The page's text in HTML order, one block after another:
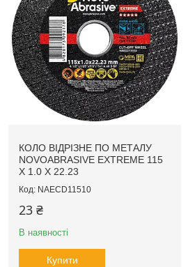
КОЛО ВІДРІЗНЕ ПО МЕТАЛУ
NOVOABRASIVE EXTREME 115
X 1.0 X 22.23
NAECD11510
23 ₴
В наявності
Купити